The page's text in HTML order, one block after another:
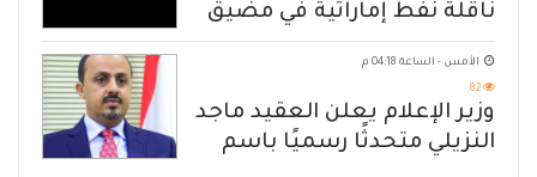
ناقلة نفط إماراتية في مضيق
هرمز
الأمس - الساعة 04:18 م
82
وزير الإعلام يعلن العقيد ماجد
النزيلي متحدثًا رسميًا باسم